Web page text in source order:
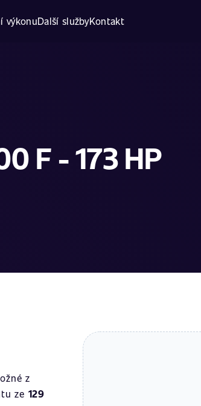
výkonuDalší službyKontakt
F - 173 HP
z
ze 129